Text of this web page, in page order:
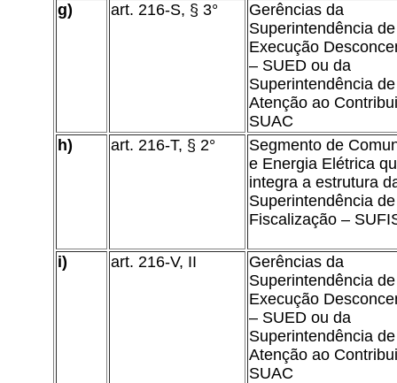
g)
art. 216-S, § 3°
Gerências da
Superintendência de
Execução
– SUED ou da
Superintendência de
Atenção ao
SUAC
h)
art. 216-T, § 2°
Segmento de
e Energia Elétrica
integra a estrutura
Superintendência de
Fiscalização –
i) art. 216-V, II
Gerências da
Superintendência de
Execução
– SUED ou da
Superintendência de
Atenção ao
SUAC